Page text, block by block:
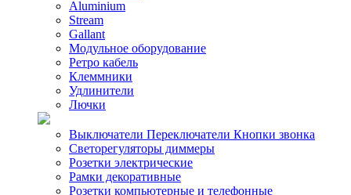
Aluminium
Stream
Gallant
Модульное оборудование
Ретро кабель
Клеммники
Удлинители
Лючки
Выключатели Переключатели Кнопки звонка
Светорегуляторы диммеры
Розетки электрические
Рамки декоративные
Розетки компьютерные и телефонные